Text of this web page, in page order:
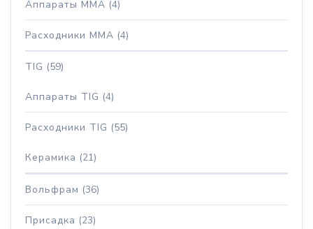
Аппараты MMA (4)
Расходники MMA (4)
TIG (59)
Аппараты TIG (4)
Расходники TIG (55)
Керамика (21)
Вольфрам (36)
Присадка (23)